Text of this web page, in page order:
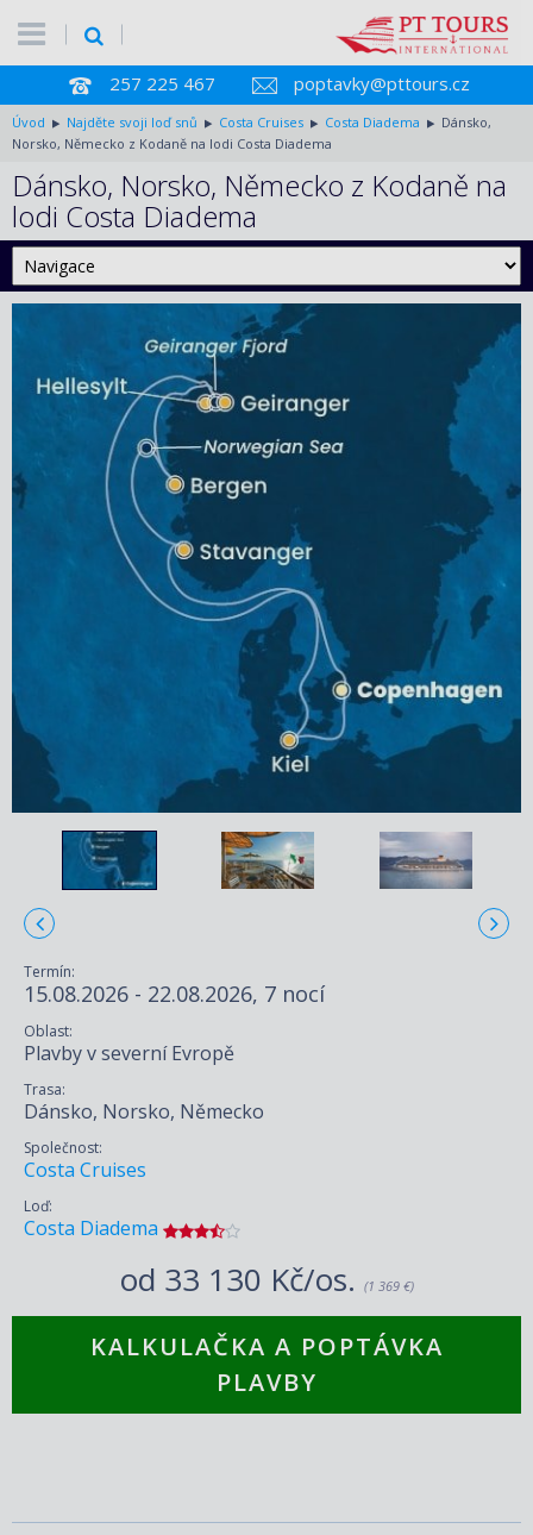
257 225 467 poptavky@pttours.cz
Úvod Najděte svoji loď snů Costa Cruises Costa Diadema
Dánsko,
Norsko, Německo z Kodaně na lodi Costa Diadema
Dánsko, Norsko, Německo z Kodaně na
lodi Costa Diadema
Termín:
15.08.2026 - 22.08.2026, 7 nocí
Oblast:
Plavby v severní Evropě
Trasa:
Dánsko, Norsko, Německo
Společnost:
Costa Cruises
Loď:
Costa Diadema
od 33 130 Kč/os. (1 369 €)
KALKULAČKA A POPTÁVKA
PLAVBY